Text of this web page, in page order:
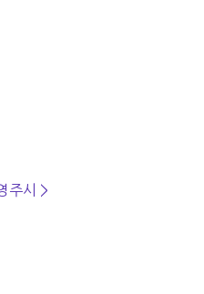
주시 >